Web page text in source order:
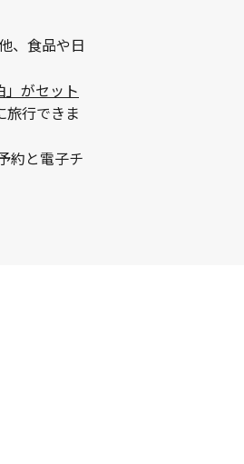
、食品や日
」がセット
旅行できま
約と電子チ